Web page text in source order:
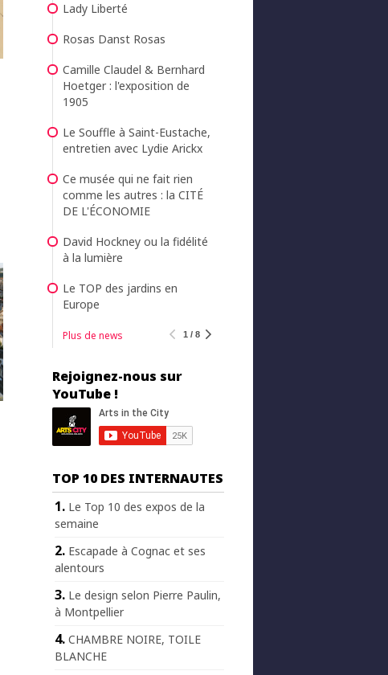
Lady Liberté
Rosas Danst Rosas
Camille Claudel & Bernhard
Hoetger : l'exposition de
1905
Le Souffle à Saint-Eustache,
entretien avec Lydie Arickx
Ce musée qui ne fait rien
comme les autres : la CITÉ
DE L'ÉCONOMIE
David Hockney ou la fidélité
à la lumière
Le TOP des jardins en
Europe
Plus de news 1 / 8
Rejoignez-nous sur
YouTube !
TOP 10 DES INTERNAUTES
Le Top 10 des expos de la
semaine
Escapade à Cognac et ses
alentours
Le design selon Pierre Paulin,
à Montpellier
CHAMBRE NOIRE, TOILE
BLANCHE